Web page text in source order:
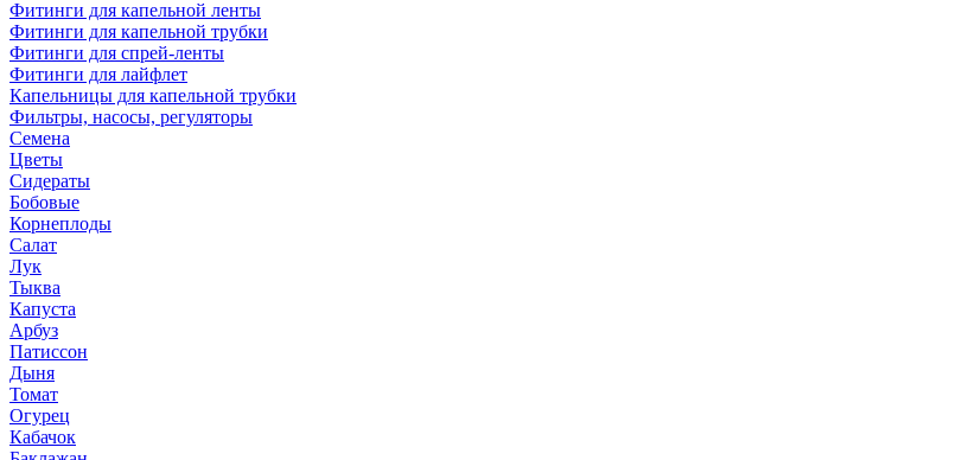
Фитинги для капельной ленты
Фитинги для капельной трубки
Фитинги для спрей-ленты
Фитинги для лайфлет
Капельницы для капельной трубки
Фильтры, насосы, регуляторы
Семена
Цветы
Сидераты
Бобовые
Корнеплоды
Салат
Лук
Тыква
Капуста
Арбуз
Патиссон
Дыня
Томат
Огурец
Кабачок